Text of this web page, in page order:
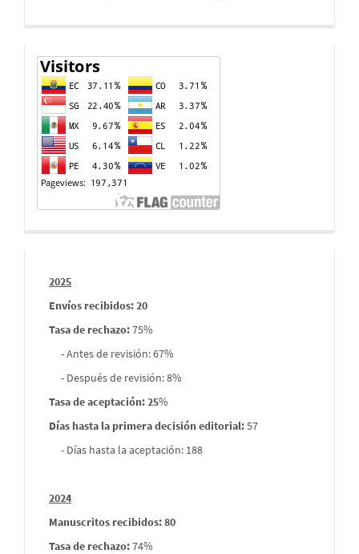
Contador
de
visitas
envios
2025
Envíos recibidos: 20
Tasa de rechazo:75%
- Antes de revisión: 67%
- Después de revisión: 8%
Tasa de aceptación: 25%
Días hasta la primera decisión editorial:57
- Días hasta la aceptación: 188
2024
Manuscritos recibidos: 80
Tasa de rechazo:74%